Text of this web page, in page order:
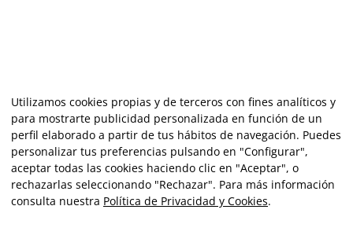
Utilizamos cookies propias y de terceros con fines analíticos y
para mostrarte publicidad personalizada en función de un
perfil elaborado a partir de tus hábitos de navegación. Puedes
personalizar tus preferencias pulsando en "Configurar",
aceptar todas las cookies haciendo clic en "Aceptar", o
rechazarlas seleccionando "Rechazar". Para más información
consulta nuestra Política de Privacidad y Cookies.